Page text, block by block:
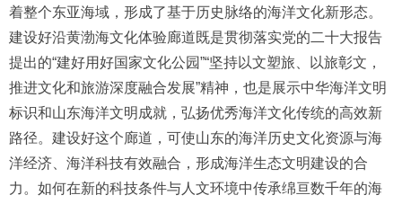
着整个东亚海域，形成了基于历史脉络的海洋文化新形态。
建设好沿黄渤海文化体验廊道既是贯彻落实党的二十大报告
提出的“建好用好国家文化公园”“坚持以文塑旅、以旅彰文，
推进文化和旅游深度融合发展”精神，也是展示中华海洋文明
标识和山东海洋文明成就，弘扬优秀海洋文化传统的高效新
路径。建设好这个廊道，可使山东的海洋历史文化资源与海
洋经济、海洋科技有效融合，形成海洋生态文明建设的合
力。如何在新的科技条件与人文环境中传承绵亘数千年的海